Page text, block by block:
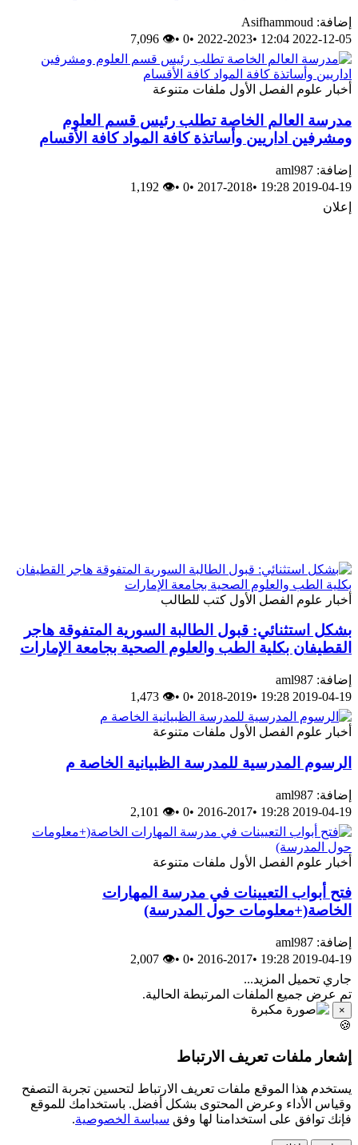
إضافة: Asifhammoud
2022-12-05 12:04
•
2022-2023
•
0
•
👁 7,096
أخبار علوم الفصل الأول ملفات متنوعة
مدرسة العالم الخاصة تطلب رئيس قسم العلوم
ومشرفين اداريين وأساتذة كافة المواد كافة الأقسام
إضافة: aml987
2019-04-19 19:28
•
2017-2018
•
0
•
👁 1,192
إعلان
أخبار علوم الفصل الأول كتب للطالب
بشكل استثنائي: قبول الطالبة السورية المتفوقة هاجر
القطيفان بكلية الطب والعلوم الصحية بجامعة الإمارات
إضافة: aml987
2019-04-19 19:28
•
2018-2019
•
0
•
👁 1,473
أخبار علوم الفصل الأول ملفات متنوعة
الرسوم المدرسية للمدرسة الظبيانية الخاصة م
إضافة: aml987
2019-04-19 19:28
•
2016-2017
•
0
•
👁 2,101
أخبار علوم الفصل الأول ملفات متنوعة
فتح أبواب التعيينات في مدرسة المهارات
الخاصة(+معلومات حول المدرسة)
إضافة: aml987
2019-04-19 19:28
•
2016-2017
•
0
•
👁 2,007
جاري تحميل المزيد...
تم عرض جميع الملفات المرتبطة الحالية.
×
🍪
إشعار ملفات تعريف الارتباط
يستخدم هذا الموقع ملفات تعريف الارتباط لتحسين تجربة التصفح
وقياس الأداء وعرض المحتوى بشكل أفضل. باستخدامك للموقع
فإنك توافق على استخدامنا لها وفق سياسة الخصوصية.